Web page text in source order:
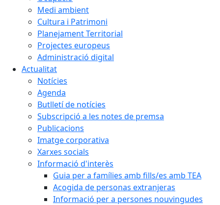
Medi ambient
Cultura i Patrimoni
Planejament Territorial
Projectes europeus
Administració digital
Actualitat
Notícies
Agenda
Butlletí de notícies
Subscripció a les notes de premsa
Publicacions
Imatge corporativa
Xarxes socials
Informació d'interès
Guia per a famílies amb fills/es amb TEA
Acogida de personas extranjeras
Informació per a persones nouvingudes